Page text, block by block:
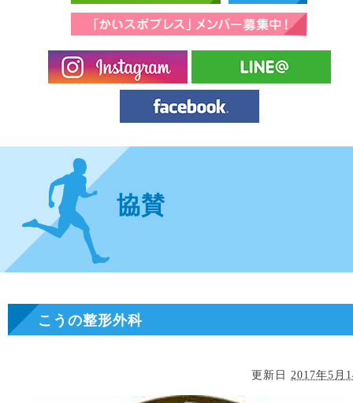
協賛
こうの整形外科
更新日 2017年5月